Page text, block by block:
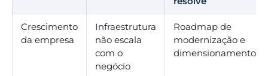
Crescimento
da empresa
Infraestrutura
não escala
com o
negócio
Roadmap de
modernização e
dimensionamento